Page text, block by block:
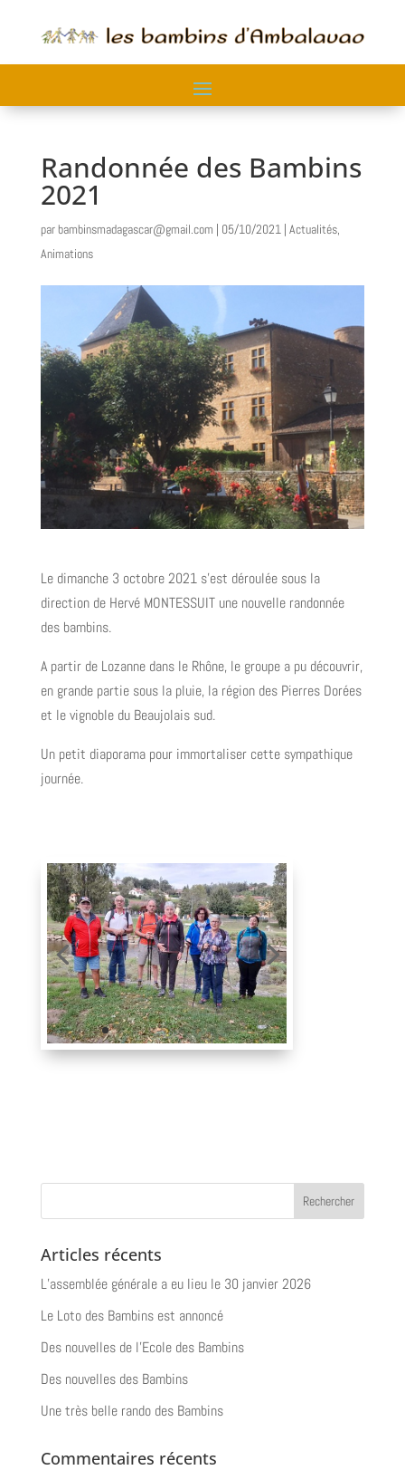
Randonnée des Bambins
2021
parbambinsmadagascar@gmail.com | 05/10/2021| Actualités,
Animations
Le dimanche 3 octobre 2021 s’est déroulée sous la
direction de Hervé MONTESSUIT une nouvelle randonnée
des bambins.
A partir de Lozanne dans le Rhône, le groupe a pu découvrir,
en grande partie sous la pluie, la région des Pierres Dorées
et le vignoble du Beaujolais sud.
Un petit diaporama pour immortaliser cette sympathique
journée.
Articles récents
L’assemblée générale a eu lieu le 30 janvier 2026
Le Loto des Bambins est annoncé
Des nouvelles de l’Ecole des Bambins
Des nouvelles des Bambins
Une très belle rando des Bambins
Commentaires récents